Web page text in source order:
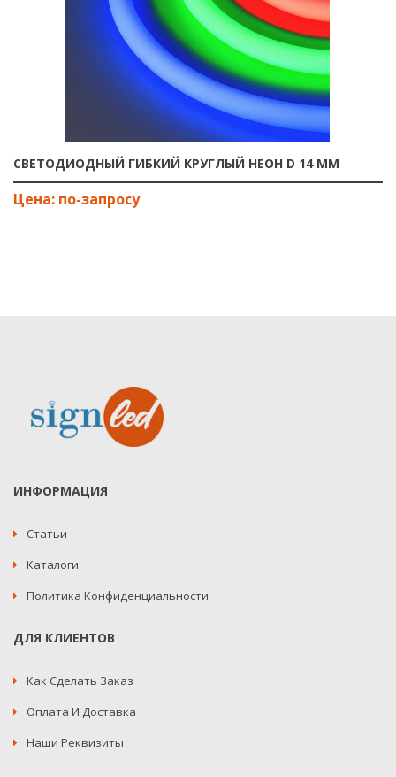
СВЕТОДИОДНЫЙ ГИБКИЙ КРУГЛЫЙ НЕОН D 14 ММ
ИНФОРМАЦИЯ
Статьи
Каталоги
Политика Конфиденциальности
ДЛЯ КЛИЕНТОВ
Как Сделать Заказ
Оплата И Доставка
Наши Реквизиты